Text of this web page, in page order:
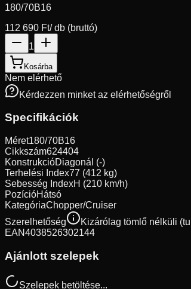
180/70B16
112 690 Ft/ db (bruttó)
1
Kosárba
Nem elérhető
Kérdezzen minket az elérhetőségről
Specifikációk
Méret180/70B16
Cikkszám624404
KonstrukcióDiagonál (-)
Terhelési Index77 (412 kg)
Sebesség IndexH (210 km/h)
PozícióHátsó
KategóriaChopper/Cruiser
Szerelhetőség
Kizárólag tömlő nélküli
EAN4038526302144
Ajánlott szelepek
Szelepek betöltése...